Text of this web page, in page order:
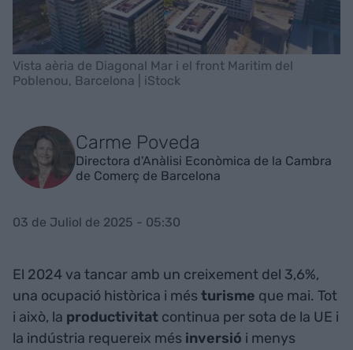
Vista aèria de Diagonal Mar i el front Maritim del
Poblenou, Barcelona | iStock
Carme Poveda
Directora d'Anàlisi Econòmica de la Cambra
de Comerç de Barcelona
03 de Juliol de 2025 - 05:30
El 2024 va tancar amb un creixement del 3,6%,
una ocupació històrica i mésturisme que mai. Tot
i això, la productivitat continua per sota de la UE i
la indústria requereix més inversió i menys